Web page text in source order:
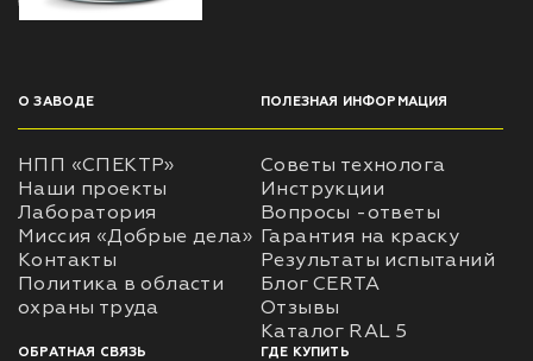
О ЗАВОДЕ
НПП «СПЕКТР»
Наши проекты
Лаборатория
Миссия «Добрые дела»
Контакты
Политика в области
ПОЛЕЗНАЯ ИНФОРМАЦИЯ
Советы технолога
Инструкции
Вопросы -ответы
Гарантия на краску
Результаты испытаний
Блог CERTA
Отзывы
Каталог RAL 5
ОБРАТНАЯ СВЯЗЬ ГДЕ КУПИТЬ